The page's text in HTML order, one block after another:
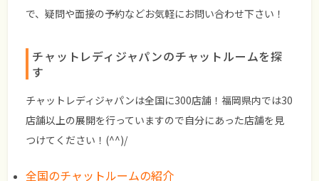
で、疑問や面接の予約などお気軽にお問い合わせ下さい！
チャットレディジャパンのチャットルームを探
す
チャットレディジャパンは全国に300店舗！福岡県内では30
店舗以上の展開を行っていますので自分にあった店舗を見
つけてください！(^^)/
全国のチャットルームの紹介